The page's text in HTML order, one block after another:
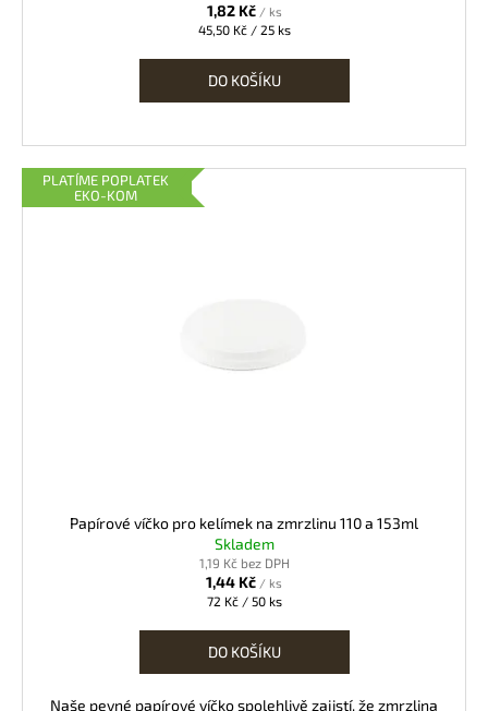
1,82 Kč / ks
Měrná
45,50 Kč / 25 ks
DO KOŠÍKU
PLATÍME POPLATEK
EKO-KOM
Papírové víčko pro kelímek na zmrzlinu 110 a 153ml
Skladem
1,19 Kč bez DPH
1,44 Kč / ks
Měrná
72 Kč / 50 ks
DO KOŠÍKU
Naše pevné papírové víčko spolehlivě zajistí, že zmrzlina